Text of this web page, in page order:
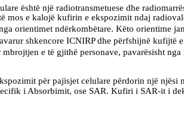
është një radiotransmetuese dhe
mos e kalojë kufirin e ekspozimit ndaj
orientimet ndërkombëtare. Këto orientime
shkencore ICNIRP dhe përfshijnë kufijtë
mbrojtjen e të gjithë personave, pavarësisht
për pajisjet celulare përdorin një njësi
i Absorbimit, ose SAR. Kufiri i SAR-it i